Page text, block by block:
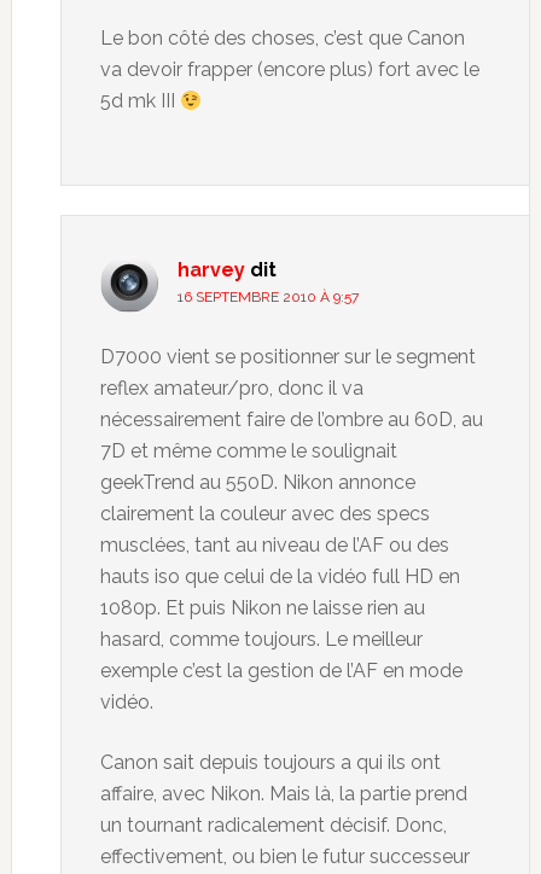
Le bon côté des choses, c’est que Canon
va devoir frapper (encore plus) fort avec le
5d mk III
harvey dit
16 SEPTEMBRE 2010 À 9:57
D7000 vient se positionner sur le segment
reflex amateur/pro, donc il va
nécessairement faire de l’ombre au 60D, au
7D et même comme le soulignait
geekTrend au 550D. Nikon annonce
clairement la couleur avec des specs
musclées, tant au niveau de l’AF ou des
hauts iso que celui de la vidéo full HD en
1080p. Et puis Nikon ne laisse rien au
hasard, comme toujours. Le meilleur
exemple c’est la gestion de l’AF en mode
vidéo.
Canon sait depuis toujours a qui ils ont
affaire, avec Nikon. Mais là, la partie prend
un tournant radicalement décisif. Donc,
effectivement, ou bien le futur successeur